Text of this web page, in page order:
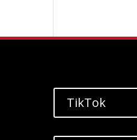
TikTok